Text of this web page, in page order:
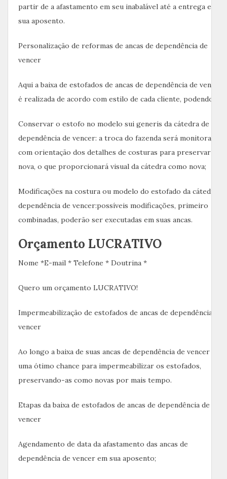
partir de a afastamento em seu inabalável até a entrega em
sua aposento.
Personalização de reformas de ancas de dependência de
vencer
Aqui a baixa de estofados de ancas de dependência de vencer
é realizada de acordo com estilo de cada cliente, podendo:
Conservar o estofo no modelo sui generis da cátedra de
dependência de vencer: a troca do fazenda será monitorada
com orientação dos detalhes de costuras para preservar a
nova, o que proporcionará visual da cátedra como nova;
Modificações na costura ou modelo do estofado da cátedra
dependência de vencer:possíveis modificações, primeiro
combinadas, poderão ser executadas em suas ancas.
Orçamento LUCRATIVO
Nome *E-mail * Telefone * Doutrina *
Quero um orçamento LUCRATIVO!
Impermeabilização de estofados de ancas de dependência de
vencer
Ao longo a baixa de suas ancas de dependência de vencer é
uma ótimo chance para impermeabilizar os estofados,
preservando-as como novas por mais tempo.
Etapas da baixa de estofados de ancas de dependência de
vencer
Agendamento de data da afastamento das ancas de
dependência de vencer em sua aposento;